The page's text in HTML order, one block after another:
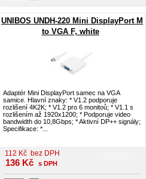
UNIBOS UNDH-220 Mini DisplayPort M
to VGA F, white
Adaptér Mini DisplayPort samec na VGA
samice. Hlavní znaky: * V1.2 podporuje
rozlišení 4K2K; * V1.2 pro 6 monitoů; * V1.1 s
rozlišením až 1920x1200; * Podporuje video
bandwidth do 10,8Gbps; * Aktivní DP++ signály;
Specifikace: *...
112 Kč bez DPH
136 Kč s DPH